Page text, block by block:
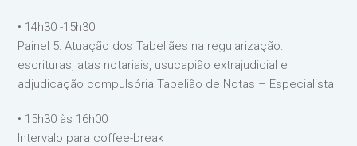
• 14h30 -15h30
Painel 5: Atuação dos Tabeliães na regularização:
escrituras, atas notariais, usucapião extrajudicial e
adjudicação compulsória Tabelião de Notas – Especialista
• 15h30 às 16h00
Intervalo para coffee-break